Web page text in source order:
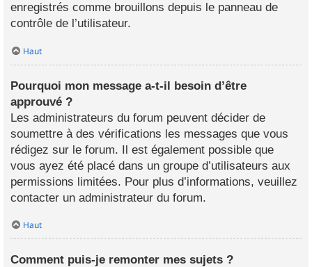
enregistrés comme brouillons depuis le panneau de
contrôle de l’utilisateur.
Haut
Pourquoi mon message a-t-il besoin d’être
approuvé ?
Les administrateurs du forum peuvent décider de
soumettre à des vérifications les messages que vous
rédigez sur le forum. Il est également possible que
vous ayez été placé dans un groupe d’utilisateurs aux
permissions limitées. Pour plus d’informations, veuillez
contacter un administrateur du forum.
Haut
Comment puis-je remonter mes sujets ?